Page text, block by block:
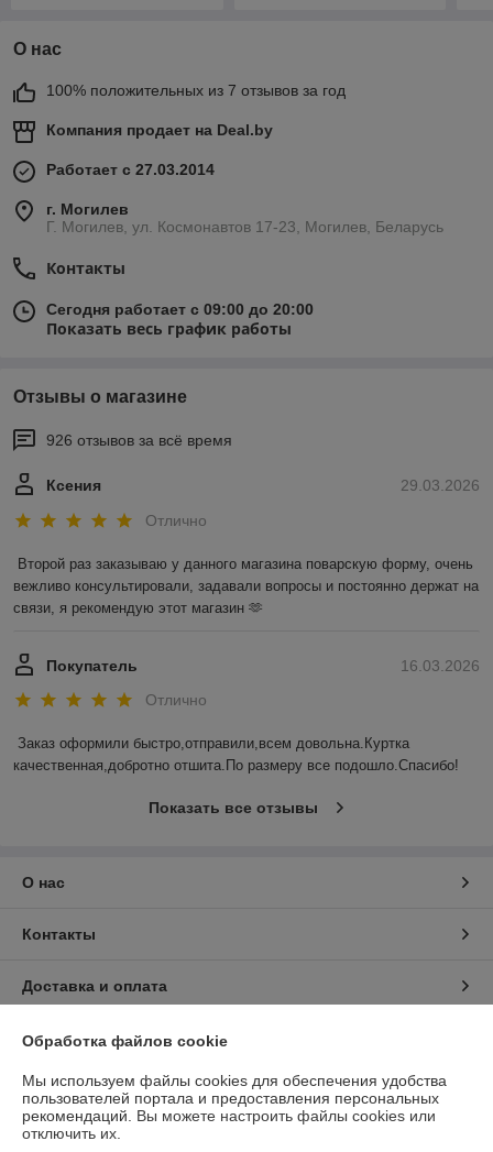
О нас
100% положительных из 7 отзывов за год
Компания продает на Deal.by
Работает с 27.03.2014
г. Могилев
Г. Могилев, ул. Космонавтов 17-23, Могилев, Беларусь
Контакты
Сегодня работает с 09:00 до 20:00
Показать весь график работы
Отзывы о магазине
926 отзывов за всё время
29.03.2026
Ксения
Отлично
Второй раз заказываю у данного магазина поварскую форму, очень
вежливо консультировали, задавали вопросы и постоянно держат на
связи, я рекомендую этот магазин 🫶
16.03.2026
Покупатель
Отлично
Заказ оформили быстро,отправили,всем довольна.Куртка
качественная,добротно отшита.По размеру все подошло.Спасибо!
Показать все отзывы
О нас
Контакты
Доставка и оплата
График работы
Полная версия сайта
Политика обработки cookies
Обработка файлов cookie
Мы используем файлы cookies для обеспечения удобства
пользователей портала и предоставления персональных
рекомендаций. Вы можете настроить файлы cookies или
отключить их.